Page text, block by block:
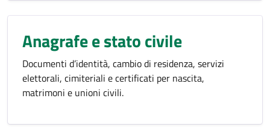
Anagrafe e stato civile
Documenti d’identità, cambio di residenza, servizi
elettorali, cimiteriali e certificati per nascita,
matrimoni e unioni civili.